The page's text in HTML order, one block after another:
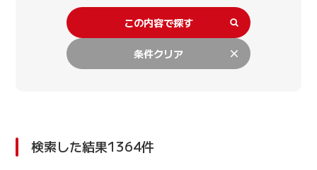
この内容で探す
条件クリア
検索した結果1364件